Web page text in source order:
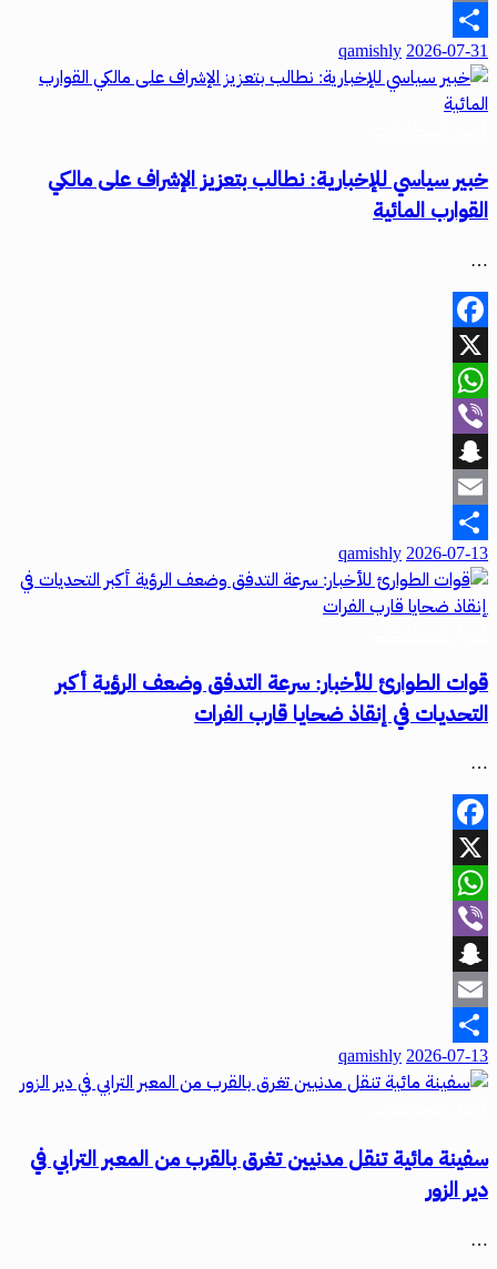
Email
Share
2026-07-31
qamishly
خبير سياسي للإخبارية: نطالب بتعزيز الإشراف على مالكي
القوارب المائية
…
Facebook
X
WhatsApp
Viber
Snapchat
Email
Share
2026-07-13
qamishly
قوات الطوارئ للأخبار: سرعة التدفق وضعف الرؤية أكبر
التحديات في إنقاذ ضحايا قارب الفرات
…
Facebook
X
WhatsApp
Viber
Snapchat
Email
Share
2026-07-13
qamishly
سفينة مائية تنقل مدنيين تغرق بالقرب من المعبر الترابي في
دير الزور
…